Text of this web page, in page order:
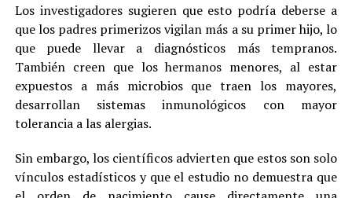
Los investigadores sugieren que esto podría deberse a
que los padres primerizos vigilan más a su primer hijo, lo
que puede llevar a diagnósticos más tempranos.
También creen que los hermanos menores, al estar
expuestos a más microbios que traen los mayores,
desarrollan sistemas inmunológicos con mayor
tolerancia a las alergias.
Sin embargo, los científicos advierten que estos son solo
vínculos estadísticos y que el estudio no demuestra que